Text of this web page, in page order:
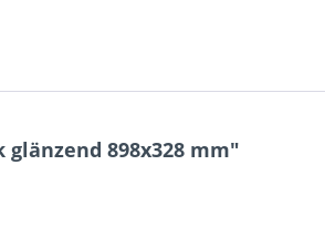
898x328 mm"